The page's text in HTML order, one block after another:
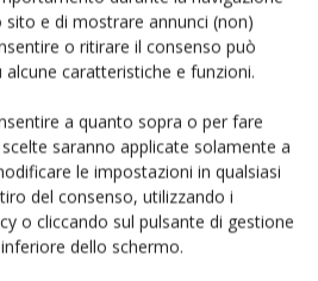
e di mostrare annunci (non)
o ritirare il consenso può
caratteristiche e funzioni.
a quanto sopra o per fare
saranno applicate solamente a
le impostazioni in qualsiasi
del consenso, utilizzando i
o cliccando sul pulsante di gestione
dello schermo.
e sito web in questo browser per i